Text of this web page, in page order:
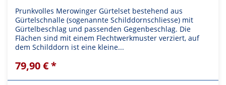
Prunkvolles Merowinger Gürtelset bestehend aus
Gürtelschnalle (sogenannte Schilddornschliesse) mit
Gürtelbeschlag und passenden Gegenbeschlag. Die
Flächen sind mit einem Flechtwerkmuster verziert, auf
dem Schilddorn ist eine kleine...
79,90 € *